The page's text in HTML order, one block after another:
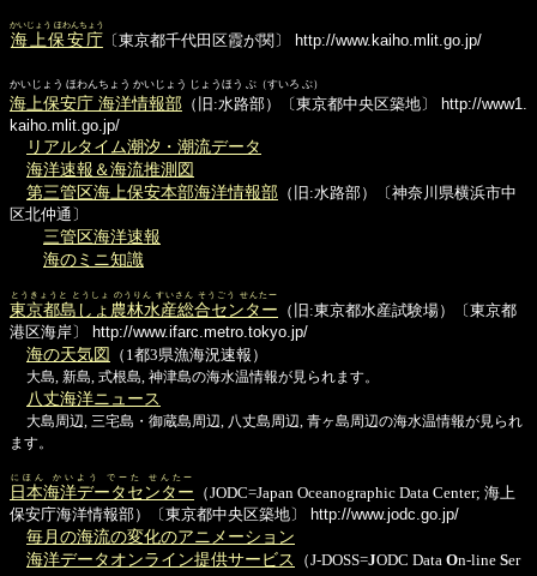
海上保安庁
かいじょう ほわんちょう
〔東京都千代田区霞が関〕 http://www.kaiho.mlit.go.jp/
かいじょう ほわんちょう かいじょう じょうほう ぶ（すいろ ぶ）
海上保安庁 海洋情報部 （旧:水路部）〔東京都中央区築地〕
http://www1.
kaiho.mlit.go.jp/
リアルタイム潮汐・潮流データ
海洋速報＆海流推測図
第三管区海上保安本部海洋情報部 （旧:水路部）〔神奈川県横浜市中
区北仲通〕
三管区海洋速報
海のミニ知識
東京都島しょ農林水産総合センター
とうきょうと とうしょ のうりん すいさん そうごう せんたー
（旧:東京都水産試験場）〔東京都
港区海岸〕
http://www.ifarc.metro.tokyo.jp/
海の天気図
（1都3県漁海況速報）
大島, 新島, 式根島, 神津島の海水温情報が見られます。
八丈海洋ニュース
大島周辺, 三宅島・御蔵島周辺, 八丈島周辺, 青ヶ島周辺の海水温情報が見られ
ます。
日本海洋データセンター
にほん かいよう でーた せんたー
（JODC=Japan Oceanographic Data Center; 海上
保安庁海洋情報部）〔東京都中央区築地〕
http://www.jodc.go.jp/
毎月の海流の変化のアニメーション
海洋データオンライン提供サービス
（J-DOSS=JODC Data On-line Ser